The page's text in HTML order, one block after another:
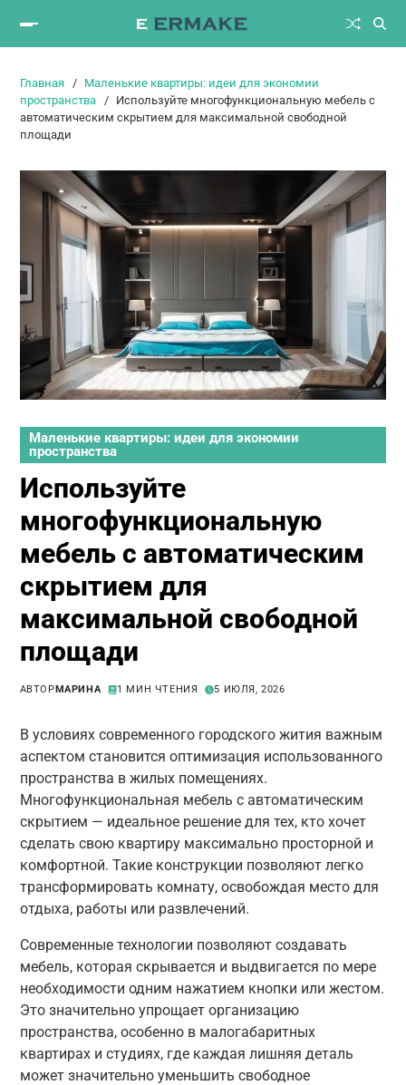
Главная
Маленькие квартиры: идеи для экономии
пространства
Используйте многофункциональную мебель с
автоматическим скрытием для максимальной свободной
площади
Маленькие квартиры: идеи для экономии
пространства
Используйте
многофункциональную
мебель с автоматическим
скрытием для
максимальной свободной
площади
АВТОРМАРИНА 1 МИН ЧТЕНИЯ 5 ИЮЛЯ, 2026
В условиях современного городского жития важным
аспектом становится оптимизация использованного
пространства в жилых помещениях.
Многофункциональная мебель с автоматическим
скрытием — идеальное решение для тех, кто хочет
сделать свою квартиру максимально просторной и
комфортной. Такие конструкции позволяют легко
трансформировать комнату, освобождая место для
отдыха, работы или развлечений.
Современные технологии позволяют создавать
мебель, которая скрывается и выдвигается по мере
необходимости одним нажатием кнопки или жестом.
Это значительно упрощает организацию
пространства, особенно в малогабаритных
квартирах и студиях, где каждая лишняя деталь
может значительно уменьшить свободное